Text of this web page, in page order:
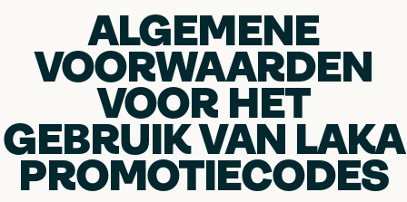
ALGEMENE
VOORWAARDEN
VOOR HET
GEBRUIK VAN LAKA
PROMOTIECODES